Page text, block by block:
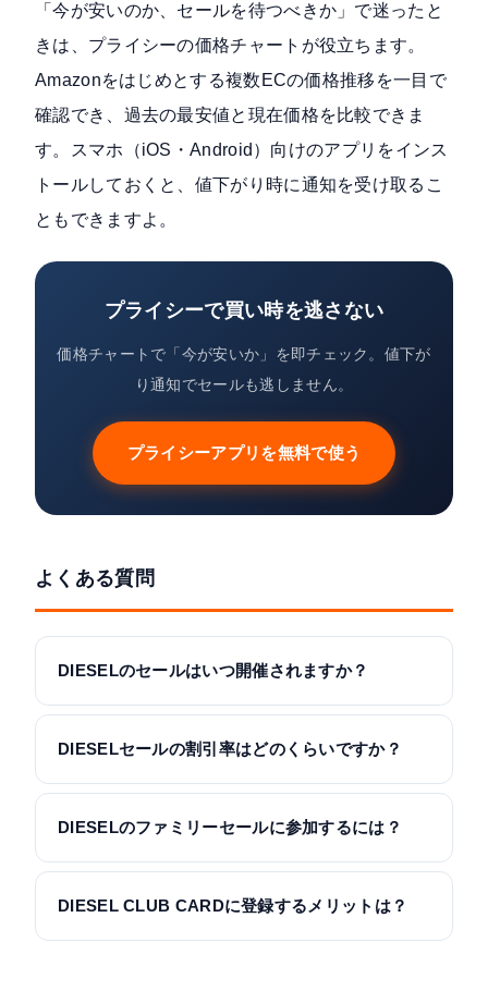
「今が安いのか、セールを待つべきか」で迷ったと
きは、プライシーの価格チャートが役立ちます。
Amazonをはじめとする複数ECの価格推移を一目で
確認でき、過去の最安値と現在価格を比較できま
す。スマホ（iOS・Android）向けのアプリをインス
トールしておくと、値下がり時に通知を受け取るこ
ともできますよ。
プライシーで買い時を逃さない
価格チャートで「今が安いか」を即チェック。値下が
り通知でセールも逃しません。
プライシーアプリを無料で使う
よくある質問
DIESELのセールはいつ開催されますか？
DIESELセールの割引率はどのくらいですか？
DIESELのファミリーセールに参加するには？
DIESEL CLUB CARDに登録するメリットは？